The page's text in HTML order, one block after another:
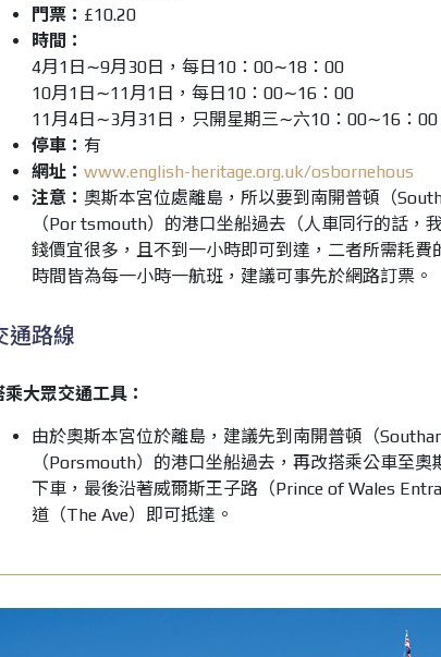
門票： £10.20
時間：
4月1日∼9月30日，每日10：00∼18：00
10月1日∼11月1日，每日10：00∼16：00
11月4日∼3月31日，只開星期三∼六10：00∼16：00
停車： 有
網址： www.english-heritage.org.uk/osbornehous
注意： 奧斯本宮位處離島，所以要到南開普頓（
（Por tsmouth）的港口坐船過去（人車同行的話，
錢價宜很多，且不到一小時即可到達，二者所需耗費
時間皆為每一小時一航班，建議可事先於網路訂票。
通路線
乘大眾交通工具：
由於奧斯本宮位於離島，建議先到南開普頓（
（Porsmouth）的港口坐船過去，再改搭乘公車至奧
下車，最後沿著威爾斯王子路（Prince of Wales
道（The Ave）即可抵達。